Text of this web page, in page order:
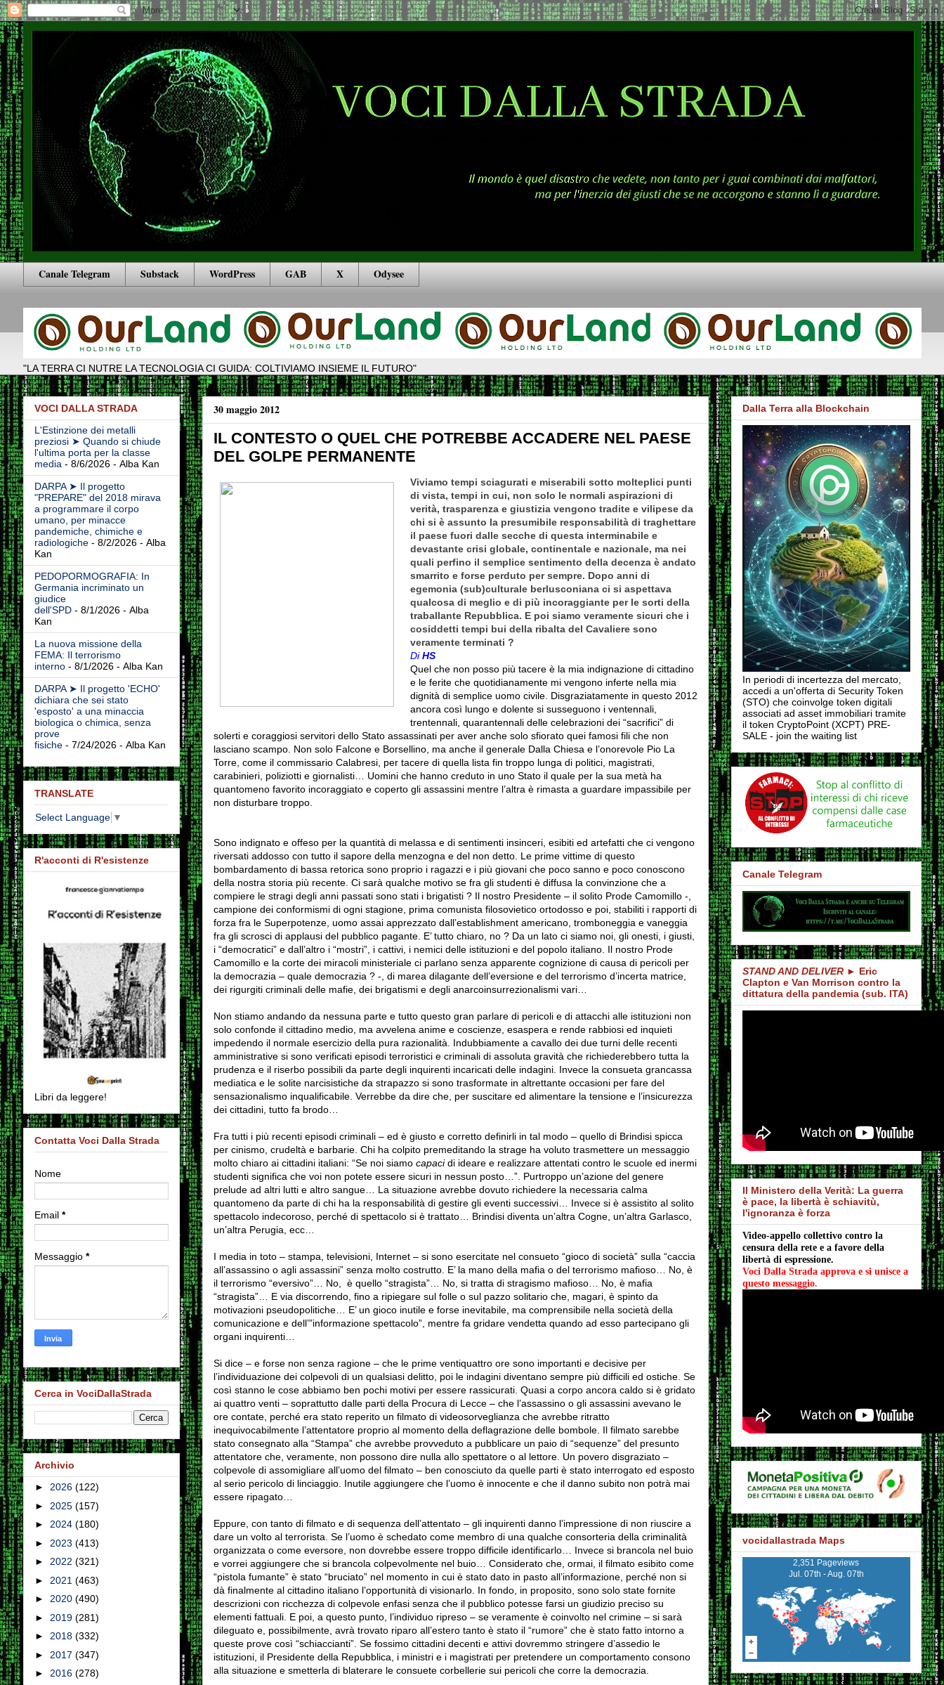
Canale Telegram Substack WordPress GAB X Odysee
"LA TERRA CI NUTRE LA TECNOLOGIA CI GUIDA: COLTIVIAMO INSIEME IL FUTURO"
30 maggio 2012
IL CONTESTO O QUEL CHE POTREBBE ACCADERE NEL PAESE
DEL GOLPE PERMANENTE
Viviamo tempi sciagurati e miserabili sotto molteplici punti
di vista, tempi in cui, non solo le normali aspirazioni di
verità, trasparenza e giustizia vengono tradite e vilipese da
chi si è assunto la presumibile responsabilità di traghettare
il paese fuori dalle secche di questa interminabile e
devastante crisi globale, continentale e nazionale, ma nei
quali perfino il semplice sentimento della decenza è andato
smarrito e forse perduto per sempre. Dopo anni di
egemonia (sub)culturale berlusconiana ci si aspettava
qualcosa di meglio e di più incoraggiante per le sorti della
traballante Repubblica. E poi siamo veramente sicuri che i
cosiddetti tempi bui della ribalta del Cavaliere sono
veramente terminati ?
DiHS
Quel che non posso più tacere è la mia indignazione di cittadino
e le ferite che quotidianamente mi vengono inferte nella mia
dignità di semplice uomo civile. Disgraziatamente in questo 2012
ancora così lungo e dolente si susseguono i ventennali,
trentennali, quarantennali delle celebrazioni dei “sacrifici” di
solerti e coraggiosi servitori dello Stato assassinati per aver anche solo sfiorato quei famosi fili che non
lasciano scampo. Non solo Falcone e Borsellino, ma anche il generale Dalla Chiesa e l’onorevole Pio La
Torre, come il commissario Calabresi, per tacere di quella lista fin troppo lunga di politici, magistrati,
carabinieri, poliziotti e giornalisti… Uomini che hanno creduto in uno Stato il quale per la sua metà ha
quantomeno favorito incoraggiato e coperto gli assassini mentre l’altra è rimasta a guardare impassibile per
non disturbare troppo.
Sono indignato e offeso per la quantità di melassa e di sentimenti insinceri, esibiti ed artefatti che ci vengono
riversati addosso con tutto il sapore della menzogna e del non detto. Le prime vittime di questo
bombardamento di bassa retorica sono proprio i ragazzi e i più giovani che poco sanno e poco conoscono
della nostra storia più recente. Ci sarà qualche motivo se fra gli studenti è diffusa la convinzione che a
compiere le stragi degli anni passati sono stati i brigatisti ? Il nostro Presidente – il solito Prode Camomillo -,
campione dei conformismi di ogni stagione, prima comunista filosovietico ortodosso e poi, stabiliti i rapporti di
forza fra le Superpotenze, uomo assai apprezzato dall’establishment americano, tromboneggia e vaneggia
fra gli scrosci di applausi del pubblico pagante. E’ tutto chiaro, no ? Da un lato ci siamo noi, gli onesti, i giusti,
i “democratici” e dall’altro i “mostri”, i cattivi, i nemici delle istituzioni e del popolo italiano. Il nostro Prode
Camomillo e la corte dei miracoli ministeriale ci parlano senza apparente cognizione di causa di pericoli per
la democrazia – quale democrazia ? -, di marea dilagante dell’eversione e del terrorismo d’incerta matrice,
dei rigurgiti criminali delle mafie, dei brigatismi e degli anarcoinsurrezionalismi vari…
Non stiamo andando da nessuna parte e tutto questo gran parlare di pericoli e di attacchi alle istituzioni non
solo confonde il cittadino medio, ma avvelena anime e coscienze, esaspera e rende rabbiosi ed inquieti
impedendo il normale esercizio della pura razionalità. Indubbiamente a cavallo dei due turni delle recenti
amministrative si sono verificati episodi terroristici e criminali di assoluta gravità che richiederebbero tutta la
prudenza e il riserbo possibili da parte degli inquirenti incaricati delle indagini. Invece la consueta grancassa
mediatica e le solite narcisistiche da strapazzo si sono trasformate in altrettante occasioni per fare del
sensazionalismo inqualificabile. Verrebbe da dire che, per suscitare ed alimentare la tensione e l’insicurezza
dei cittadini, tutto fa brodo…
Fra tutti i più recenti episodi criminali – ed è giusto e corretto definirli in tal modo – quello di Brindisi spicca
per cinismo, crudeltà e barbarie. Chi ha colpito premeditando la strage ha voluto trasmettere un messaggio
molto chiaro ai cittadini italiani: “Se noi siamo capacidi ideare e realizzare attentati contro le scuole ed inermi
studenti significa che voi non potete essere sicuri in nessun posto…”. Purtroppo un’azione del genere
prelude ad altri lutti e altro sangue… La situazione avrebbe dovuto richiedere la necessaria calma
quantomeno da parte di chi ha la responsabilità di gestire gli eventi successivi… Invece si è assistito al solito
spettacolo indecoroso, perché di spettacolo si è trattato… Brindisi diventa un’altra Cogne, un’altra Garlasco,
un’altra Perugia, ecc…
I media in toto – stampa, televisioni, Internet – si sono esercitate nel consueto “gioco di società” sulla “caccia
all’assassino o agli assassini” senza molto costrutto. E’ la mano della mafia o del terrorismo mafioso… No, è
il terrorismo “eversivo”… No, è quello “stragista”… No, si tratta di stragismo mafioso… No, è mafia
“stragista”… E via discorrendo, fino a ripiegare sul folle o sul pazzo solitario che, magari, è spinto da
motivazioni pseudopolitiche… E’ un gioco inutile e forse inevitabile, ma comprensibile nella società della
comunicazione e dell’”informazione spettacolo”, mentre fa gridare vendetta quando ad esso partecipano gli
organi inquirenti…
Si dice – e forse non senza ragione – che le prime ventiquattro ore sono importanti e decisive per
l’individuazione dei colpevoli di un qualsiasi delitto, poi le indagini diventano sempre più difficili ed ostiche. Se
così stanno le cose abbiamo ben pochi motivi per essere rassicurati. Quasi a corpo ancora caldo si è gridato
ai quattro venti – soprattutto dalle parti della Procura di Lecce – che l’assassino o gli assassini avevano le
ore contate, perché era stato reperito un filmato di videosorveglianza che avrebbe ritratto
inequivocabilmente l’attentatore proprio al momento della deflagrazione delle bombole. Il filmato sarebbe
stato consegnato alla “Stampa” che avrebbe provveduto a pubblicare un paio di “sequenze” del presunto
attentatore che, veramente, non possono dire nulla allo spettatore o al lettore. Un povero disgraziato –
colpevole di assomigliare all’uomo del filmato – ben conosciuto da quelle parti è stato interrogato ed esposto
al serio pericolo di linciaggio. Inutile aggiungere che l’uomo è innocente e che il danno subito non potrà mai
essere ripagato…
Eppure, con tanto di filmato e di sequenza dell’attentato – gli inquirenti danno l’impressione di non riuscire a
dare un volto al terrorista. Se l’uomo è schedato come membro di una qualche consorteria della criminalità
organizzata o come eversore, non dovrebbe essere troppo difficile identificarlo… Invece si brancola nel buio
e vorrei aggiungere che si brancola colpevolmente nel buio… Considerato che, ormai, il filmato esibito come
“pistola fumante” è stato “bruciato” nel momento in cui è stato dato in pasto all’informazione, perché non si
dà finalmente al cittadino italiano l’opportunità di visionarlo. In fondo, in proposito, sono solo state fornite
descrizioni con ricchezza di colpevole enfasi senza che il pubblico potesse farsi un giudizio preciso su
elementi fattuali. E poi, a questo punto, l’individuo ripreso – se veramente è coinvolto nel crimine – si sarà
dileguato e, possibilmente, avrà trovato riparo all’estero tanto è stato il “rumore” che è stato fatto intorno a
queste prove così “schiaccianti”. Se fossimo cittadini decenti e attivi dovremmo stringere d’assedio le
istituzioni, il Presidente della Repubblica, i ministri e i magistrati per pretendere un comportamento consono
alla situazione e smetterla di blaterare le consuete corbellerie sui pericoli che corre la democrazia.
VOCI DALLA STRADA
L'Estinzione dei metalli
preziosi ➤ Quando si chiude
l'ultima porta per la classe
media - 8/6/2026- Alba Kan
DARPA ➤ Il progetto
"PREPARE" del 2018 mirava
a programmare il corpo
umano, per minacce
pandemiche, chimiche e
radiologiche- 8/2/2026- Alba
Kan
PEDOPORMOGRAFIA: In
Germania incriminato un
giudice
dell'SPD- 8/1/2026- Alba
Kan
La nuova missione della
FEMA: Il terrorismo
interno- 8/1/2026- Alba Kan
DARPA ➤ Il progetto 'ECHO'
dichiara che sei stato
'esposto' a una minaccia
biologica o chimica, senza
prove
fisiche- 7/24/2026- Alba Kan
TRANSLATE
Select Language ▼
R'acconti di R'esistenze
Libri da leggere!
Contatta Voci Dalla Strada
Nome
Email *
Messaggio *
Cerca in VociDallaStrada
Archivio
► 2026 (122)
► 2025 (157)
► 2024 (180)
► 2023 (413)
► 2022 (321)
► 2021 (463)
► 2020 (490)
► 2019 (281)
► 2018 (332)
► 2017 (347)
► 2016 (278)
Dalla Terra alla Blockchain
In periodi di incertezza del mercato,
accedi a un'offerta di Security Token
(STO) che coinvolge token digitali
associati ad asset immobiliari tramite
il token CryptoPoint (XCPT) PRE-
SALE - join the waiting list
Canale Telegram
STAND AND DELIVER► Eric
Clapton e Van Morrison contro la
dittatura della pandemia (sub. ITA)
Il Ministero della Verità: La guerra
è pace, la libertà è schiavitù,
l'ignoranza è forza
Video-appello collettivo contro la
censura della rete e a favore della
libertà di espressione.
Voci Dalla Strada approva e si unisce a
questo messaggio.
vocidallastrada Maps
2,351 Pageviews
Jul. 07th - Aug. 07th